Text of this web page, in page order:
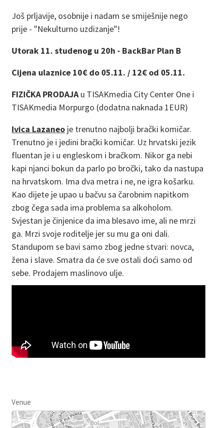
Još prljavije, osobnije i nadam se smiješnije nego
prije - "Nekulturno uzdizanje"!
Utorak 11. studenog u 20h - BackBar Plan B
Cijena ulaznice 10€ do 05.11. / 12€ od 05.11.
FIZIČKA PRODAJAu TISAKmedia City Center One i
TISAKmedia Morpurgo (dodatna naknada 1EUR)
Ivica Lazaneo je trenutno najbolji brački komičar.
Trenutno je i jedini brački komičar. Uz hrvatski jezik
fluentan je i u engleskom i bračkom. Nikor ga nebi
kapi njanci bokun da parlo po bročki, tako da nastupa
na hrvatskom. Ima dva metra i ne, ne igra košarku.
Kao dijete je upao u bačvu sa čarobnim napitkom
zbog čega sada ima problema sa alkoholom.
Svjestan je činjenice da ima blesavo ime, ali ne mrzi
ga. Mrzi svoje roditelje jer su mu ga oni dali.
Standupom se bavi samo zbog jedne stvari: novca,
žena i slave. Smatra da će sve ostali doći samo od
sebe. Prodajem maslinovo ulje.
Venue